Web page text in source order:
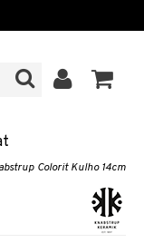
Colorit Kulho 14cm